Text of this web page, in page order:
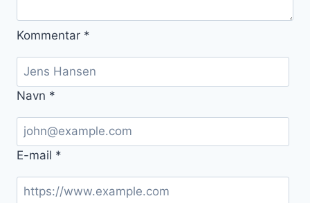
Kommentar *
Navn *
E-mail *